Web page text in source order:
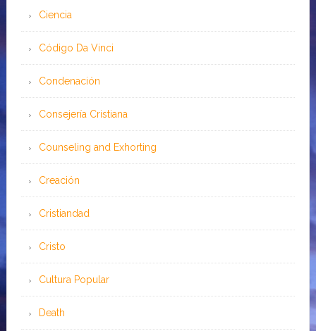
Ciencia
Código Da Vinci
Condenación
Consejería Cristiana
Counseling and Exhorting
Creación
Cristiandad
Cristo
Cultura Popular
Death